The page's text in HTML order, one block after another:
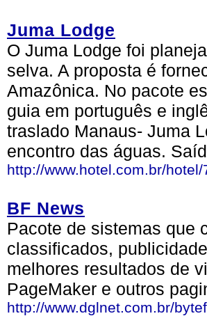
Juma Lodge
O Juma Lodge foi
selva. A proposta é
Amazônica. No pacote
guia em português e
traslado Manaus- Juma
encontro das águas.
http://www.hotel.com.br/
BF News
Pacote de sistemas que
classificados,
melhores resultados de
PageMaker e outros
http://www.dglnet.com.br/